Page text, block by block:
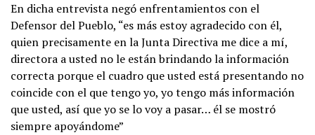
En dicha entrevista negó enfrentamientos con el
Defensor del Pueblo, “es más estoy agradecido con él,
quien precisamente en la Junta Directiva me dice a mí,
directora a usted no le están brindando la información
correcta porque el cuadro que usted está presentando no
coincide con el que tengo yo, yo tengo más información
que usted, así que yo se lo voy a pasar… él se mostró
siempre apoyándome”